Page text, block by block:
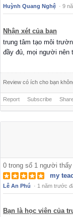
Huỳnh Quang Nghệ · 9
Nhận xét của bạn
trung tâm tạo môi
đầy đủ, mọi người nên
Review có ích cho bạn
Report Subscribe
0 trong số 1 người
my
Lê An Phú · 1 năm trước
Bạn là học viên của